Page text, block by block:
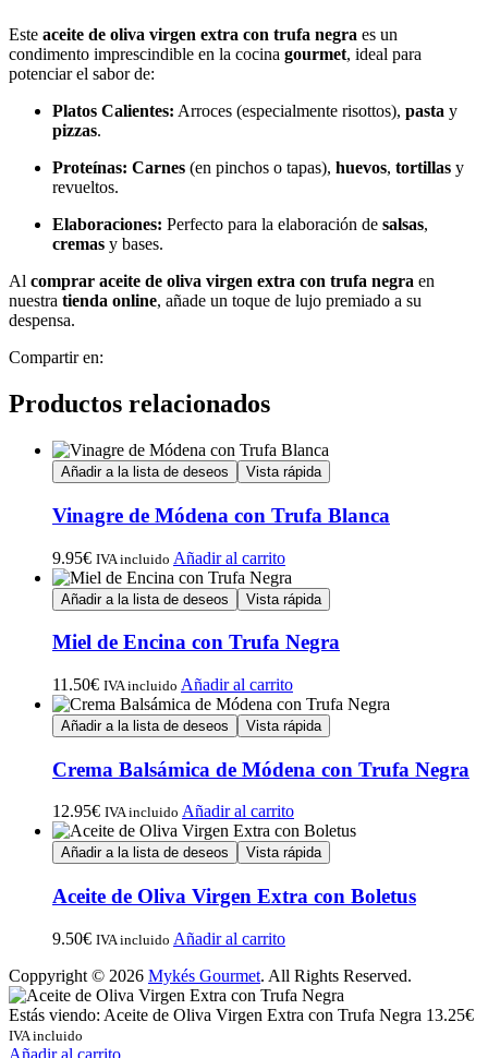
Este aceite de oliva virgen extra con trufa negra es un
condimento imprescindible en la cocina gourmet, ideal para
potenciar el sabor de:
Platos Calientes: Arroces (especialmente risottos), pasta y
pizzas.
Proteínas: Carnes (en pinchos o tapas), huevos, tortillas y
revueltos.
Elaboraciones: Perfecto para la elaboración de salsas,
cremas y bases.
Al comprar aceite de oliva virgen extra con trufa negra en
nuestra tienda online, añade un toque de lujo premiado a su
despensa.
Compartir en:
Productos relacionados
Añadir a la lista de deseos Vista rápida
Vinagre de Módena con Trufa Blanca
9.95€ IVA incluido Añadir al carrito
Añadir a la lista de deseos Vista rápida
Miel de Encina con Trufa Negra
11.50€ IVA incluido Añadir al carrito
Añadir a la lista de deseos Vista rápida
Crema Balsámica de Módena con Trufa Negra
12.95€ IVA incluido Añadir al carrito
Añadir a la lista de deseos Vista rápida
Aceite de Oliva Virgen Extra con Boletus
9.50€ IVA incluido Añadir al carrito
Coppyright © 2026 Mykés Gourmet. All Rights Reserved.
Estás viendo: Aceite de Oliva Virgen Extra con Trufa Negra 13.25€
IVA incluido
Añadir al carrito